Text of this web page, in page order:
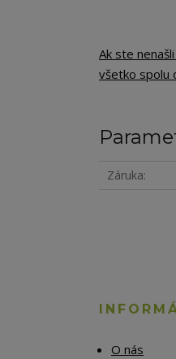
Ak ste
všetko spolu
Záruka
O nás